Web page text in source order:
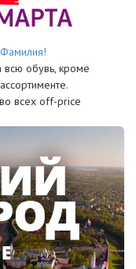
всю обувь, кроме
всех off-price